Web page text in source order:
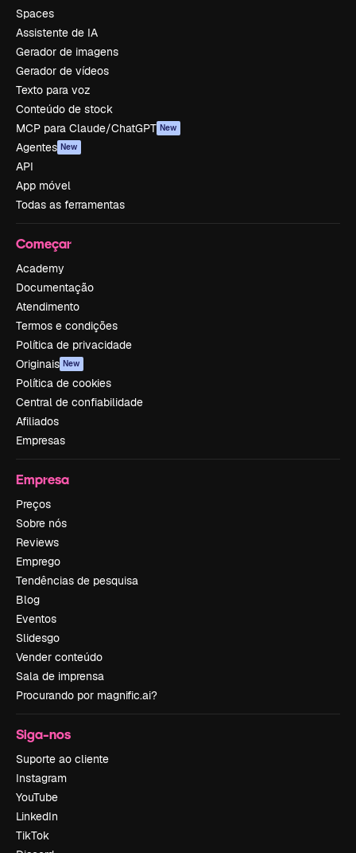
Spaces
Assistente de IA
Gerador de imagens
Gerador de vídeos
Texto para voz
Conteúdo de stock
MCP para Claude/ChatGPT New
Agentes New
API
App móvel
Todas as ferramentas
Começar
Academy
Documentação
Atendimento
Termos e condições
Política de privacidade
Originais New
Política de cookies
Central de confiabilidade
Afiliados
Empresas
Empresa
Preços
Sobre nós
Reviews
Emprego
Tendências de pesquisa
Blog
Eventos
Slidesgo
Vender conteúdo
Sala de imprensa
Procurando por magnific.ai?
Siga-nos
Suporte ao cliente
Instagram
YouTube
LinkedIn
TikTok